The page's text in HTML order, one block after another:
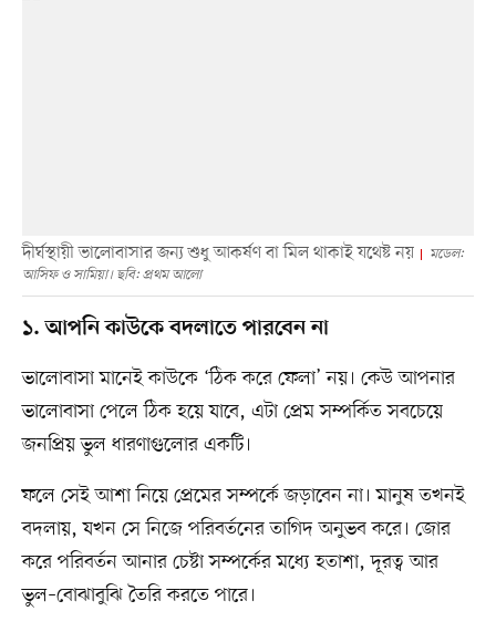
দীর্ঘস্থায়ী ভালোবাসার জন্য শুধু আকর্ষণ বা মিল থাকাই যথেষ্ট নয়
মডেল:
আসিফ ও সামিয়া। ছবি: প্রথম আলো
১. আপনি কাউকে বদলাতে পারবেন না
ভালোবাসা মানেই কাউকে ‘ঠিক করে ফেলা’ নয়। কেউ আপনার
ভালোবাসা পেলে ঠিক হয়ে যাবে, এটা প্রেম সম্পর্কিত সবচেয়ে
জনপ্রিয় ভুল ধারণাগুলোর একটি।
ফলে সেই আশা নিয়ে প্রেমের সম্পর্কে জড়াবেন না। মানুষ তখনই
বদলায়, যখন সে নিজে পরিবর্তনের তাগিদ অনুভব করে। জোর
করে পরিবর্তন আনার চেষ্টা সম্পর্কের মধ্যে হতাশা, দূরত্ব আর
ভুল–বোঝাবুঝি তৈরি করতে পারে।